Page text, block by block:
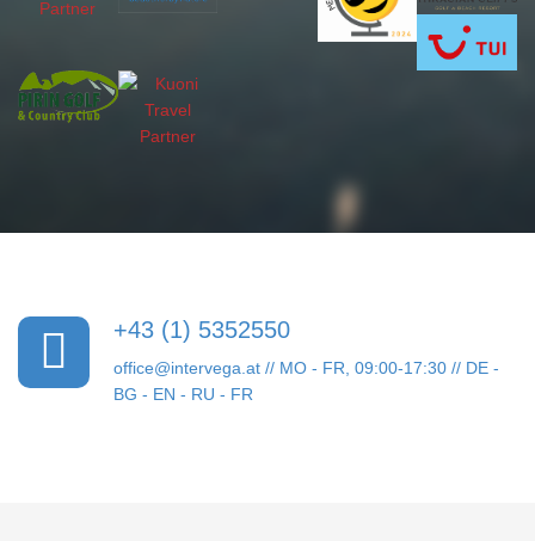
+43 (1) 5352550
office@intervega.at // MO - FR, 09:00-17:30 // DE -
BG - EN - RU - FR